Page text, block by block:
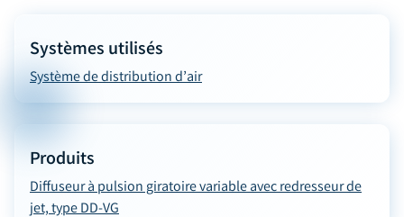
Systèmes utilisés
Système de distribution d’air
Produits
Diffuseur à pulsion giratoire variable avec redresseur de
jet, type DD-VG